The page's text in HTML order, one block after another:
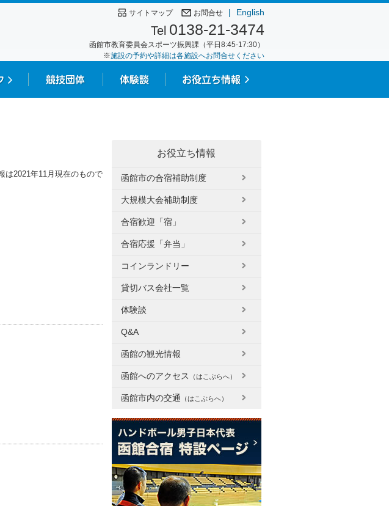
サイトマップ お問合せ English
Tel 0138-21-3474
函館市教育委員会スポーツ振興課（平日8:45-17:30）
※施設の予約や詳細は各施設へお問合せください
は2021年11月現在のもので
お役立ち情報
函館市の合宿補助制度
大規模大会補助制度
合宿歓迎「宿」
合宿応援「弁当」
コインランドリー
貸切バス会社一覧
体験談
Q&A
函館の観光情報
函館へのアクセス （はこぶらへ）
函館市内の交通 （はこぶらへ）